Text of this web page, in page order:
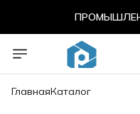
ГлавнаяКаталог